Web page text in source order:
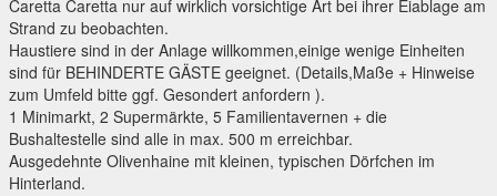
Caretta Caretta nur auf wirklich vorsichtige Art bei ihrer Eiablage am
Strand zu beobachten.
Haustiere sind in der Anlage willkommen,einige wenige Einheiten
sind für BEHINDERTE GÄSTE geeignet. (Details,Maße + Hinweise
zum Umfeld bitte ggf. Gesondert anfordern ).
1 Minimarkt, 2 Supermärkte, 5 Familientavernen + die
Bushaltestelle sind alle in max. 500 m erreichbar.
Ausgedehnte Olivenhaine mit kleinen, typischen Dörfchen im
Hinterland.